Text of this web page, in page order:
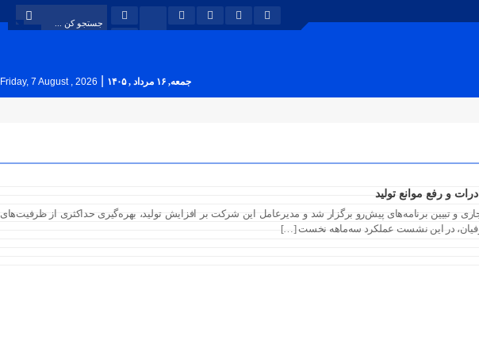
جمعه, ۱۶ مرداد , ۱۴۰۵ Friday, 7 August , 2026
و رفع موانع تولید
برنامه‌های پیش‌رو برگزار شد و مدیرعامل این شرکت بر افزایش تولید، بهره‌گیری حداکثری از ظرفیت‌های
در این نشست عملکرد سه‌ماهه نخست […]